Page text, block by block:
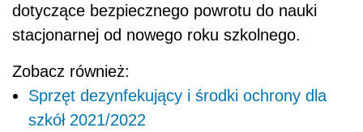
dotyczące bezpiecznego powrotu do nauki
stacjonarnej od nowego roku szkolnego.
Zobacz również:
Sprzęt dezynfekujący i środki ochrony dla
szkół 2021/2022